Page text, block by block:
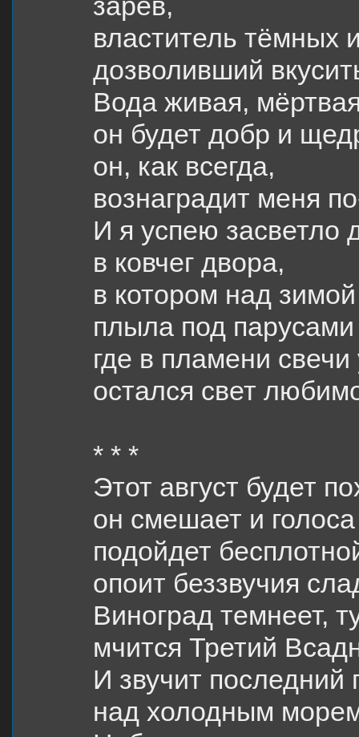
властитель тёмных
дозволивший
Вода живая,
он будет добр и
он, как всегда,
вознаградит меня
И я успею засветло
в ковчег двора,
в котором над зимой
плыла под парусами
где в пламени свечи
остался свет
* * *
Этот август будет
он смешает и
подойдет
опоит беззвучия
Виноград темнеет,
мчится Третий
И звучит
над холодным